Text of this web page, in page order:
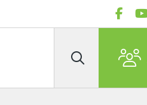
Rechercher